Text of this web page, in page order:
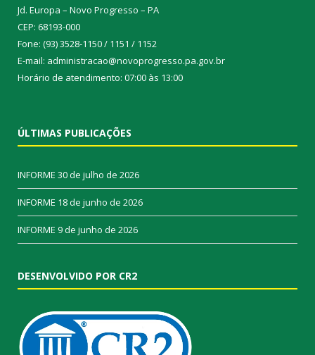
Jd. Europa – Novo Progresso – PA
CEP: 68193-000
Fone: (93) 3528-1150 / 1151 / 1152
E-mail: administracao@novoprogresso.pa.gov.br
Horário de atendimento: 07:00 às 13:00
ÚLTIMAS PUBLICAÇÕES
INFORME 30 de julho de 2026
INFORME 18 de junho de 2026
INFORME 9 de junho de 2026
DESENVOLVIDO POR CR2